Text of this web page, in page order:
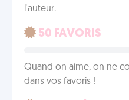
l'auteur.
50 FAVORIS
Quand on aime, on ne
dans vos favoris !